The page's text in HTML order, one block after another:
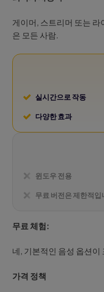
게이머, 스트리머 또는 라
은 모든 사람.
실시간으로 작동
다양한 효과
윈도우 전용
무료 버전은 제한적입
무료 체험:
네, 기본적인 음성 옵션이
가격 정책